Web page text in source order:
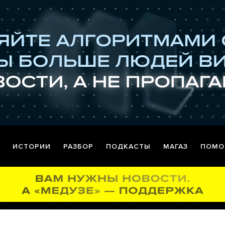
ИСТОРИИ РАЗБОР ПОДКАСТЫ МАГАЗ